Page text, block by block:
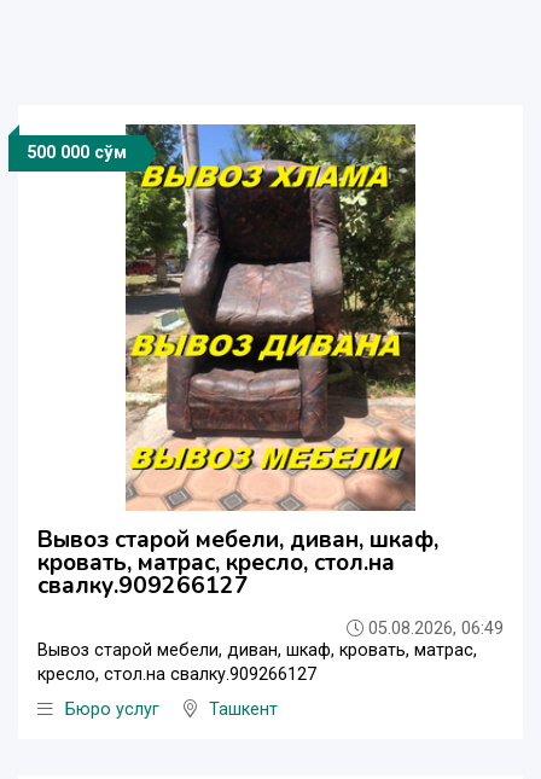
500 000 сўм
Вывоз старой мебели, диван, шкаф,
кровать, матрас, кресло, стол.на
свалку.909266127
05.08.2026, 06:49
Вывоз старой мебели, диван, шкаф, кровать, матрас,
кресло, стол.на свалку.909266127
Бюро услуг
Ташкент